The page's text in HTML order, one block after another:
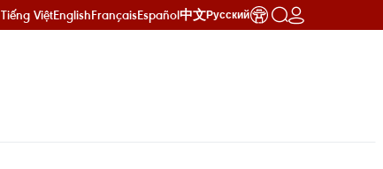
Tiếng ViệtEnglishFrançaisEspañol中文Русский